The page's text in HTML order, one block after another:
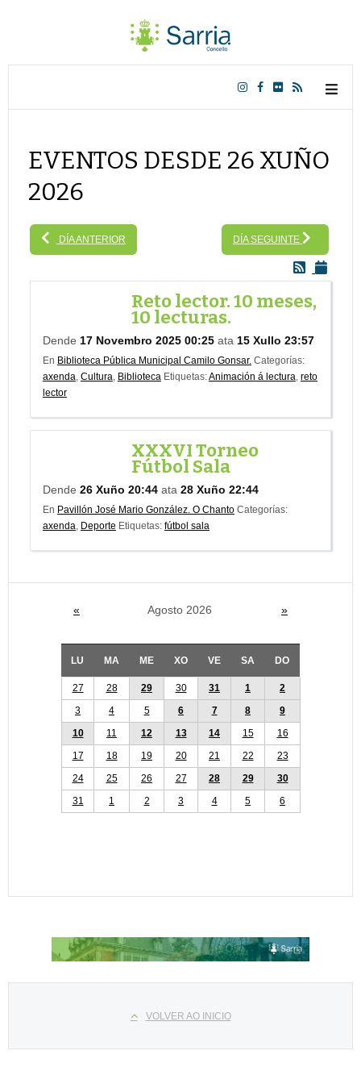
EVENTOS DESDE 26 XUÑO
2026
DÍA ANTERIOR DÍA SEGUINTE
Reto lector. 10 meses,
10 lecturas.
Dende 17 Novembro 2025 00:25 ata 15 Xullo 23:57
En Biblioteca Pública Municipal Camilo Gonsar. Categorías:
axenda, Cultura, Biblioteca Etiquetas:Animación á lectura, reto
lector
XXXVI Torneo
Fútbol Sala
Dende 26 Xuño 20:44 ata 28 Xuño 22:44
En Pavillón José Mario González. O Chanto Categorías:
axenda, Deporte Etiquetas: fútbol sala
« Agosto 2026 »
LU MA ME XO VE SA DO
27 28 29 30 31 1
2
3
4 5 6 7 8
9
10
11 12 13 14 15
16
17
18 19 20 21 22
23
24
25 26 27 28 29
30
31
1 2 3 4 5 6
VOLVER AO INICIO